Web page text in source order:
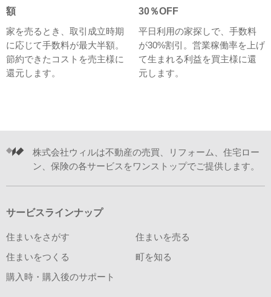
額
家を売るとき、取引成立時期
に応じて手数料が最大半額。
節約できたコストを売主様に
還元します。
30％OFF
平日利用の家探しで、手数料
が30%割引。営業稼働率を上げ
て生まれる利益を買主様に還
元します。
株式会社ウィルは不動産の売買、リフォーム、住宅ロー
ン、保険の各サービスをワンストップでご提供します。
サービスラインナップ
住まいをさがす 住まいを売る
住まいをつくる 町を知る
購入時・購入後のサポート